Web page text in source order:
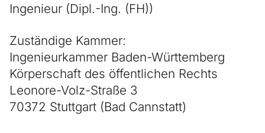
Ingenieur (Dipl.-Ing. (FH))
Zuständige Kammer:
Ingenieurkammer Baden-Württemberg
Körperschaft des öffentlichen Rechts
Leonore-Volz-Straße 3
70372 Stuttgart (Bad Cannstatt)